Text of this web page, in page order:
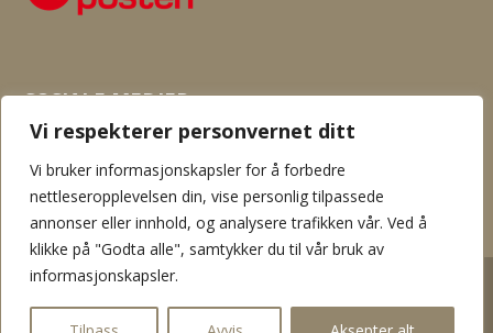
Vi respekterer personvernet ditt
Vi bruker informasjonskapsler for å forbedre
nettleseropplevelsen din, vise personlig tilpassede
annonser eller innhold, og analysere trafikken vår. Ved å
klikke på "Godta alle", samtykker du til vår bruk av
informasjonskapsler.
SOSIALE MEDIER
2026 © Flamingo garn og hobby. Innholdet er beskyttet av